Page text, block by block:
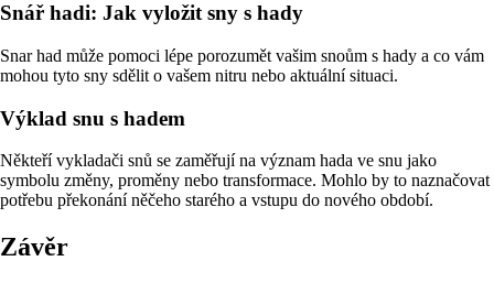
Snář hadi: Jak vyložit sny s hady
Snar had může pomoci lépe porozumět vašim snoům s hady a co vám
mohou tyto sny sdělit o vašem nitru nebo aktuální situaci.
Výklad snu s hadem
Někteří vykladači snů se zaměřují na význam hada ve snu jako
symbolu změny, proměny nebo transformace. Mohlo by to naznačovat
potřebu překonání něčeho starého a vstupu do nového období.
Závěr